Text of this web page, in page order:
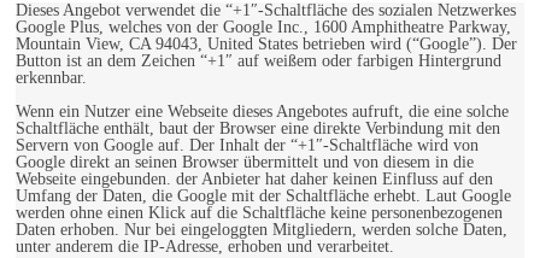
Dieses Angebot verwendet die “+1″-Schaltfläche des sozialen Netzwerkes
Google Plus, welches von der Google Inc., 1600 Amphitheatre Parkway,
Mountain View, CA 94043, United States betrieben wird (“Google”). Der
Button ist an dem Zeichen “+1″ auf weißem oder farbigen Hintergrund
erkennbar.
Wenn ein Nutzer eine Webseite dieses Angebotes aufruft, die eine solche
Schaltfläche enthält, baut der Browser eine direkte Verbindung mit den
Servern von Google auf. Der Inhalt der “+1″-Schaltfläche wird von
Google direkt an seinen Browser übermittelt und von diesem in die
Webseite eingebunden. der Anbieter hat daher keinen Einfluss auf den
Umfang der Daten, die Google mit der Schaltfläche erhebt. Laut Google
werden ohne einen Klick auf die Schaltfläche keine personenbezogenen
Daten erhoben. Nur bei eingeloggten Mitgliedern, werden solche Daten,
unter anderem die IP-Adresse, erhoben und verarbeitet.